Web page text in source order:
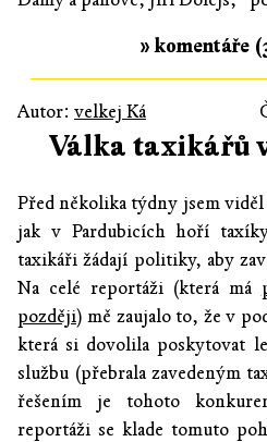
» komentáře
Autor: velkej Ká
Válka taxikářů
Před několika týdny jsem
jak v Pardubicích hoří
taxikáři žádají politiky, aby
Na celé reportáži (která má
později) mě zaujalo to, že v
která si dovolila poskytovat
službu (přebrala zavedeným
řešením je tohoto
reportáži se klade tomuto